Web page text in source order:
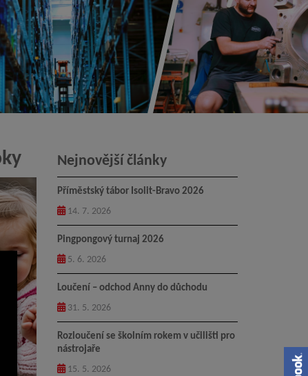
Nejnovější články
Příměstský tábor Isolit-Bravo 2026
14. 7. 2026
Pingpongový turnaj 2026
5. 6. 2026
Loučení – odchod Anny do důchodu
31. 5. 2026
Rozloučení se školním rokem v učilišti pro
nástrojaře
15. 5. 2026